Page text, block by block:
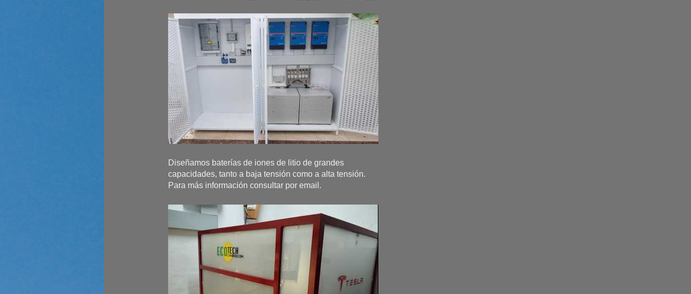
Diseñamos baterías de iones de litio de grandes
capacidades, tanto a baja tensión como a alta tensión.
Para más información consultar por email.